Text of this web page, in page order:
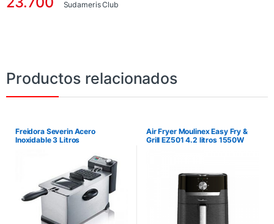
Sudameris Club
Productos relacionados
Freidora Severin Acero
Inoxidable 3 Litros
Air Fryer Moulinex Easy Fry &
Grill EZ501 4.2 litros 1550W